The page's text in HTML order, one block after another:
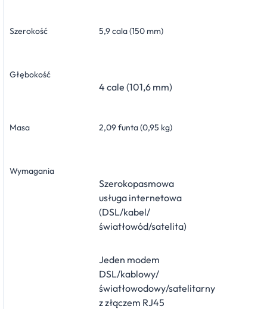
Szerokość 5,9 cala (150 mm)
Głębokość
4 cale (101,6 mm)
Masa 2,09 funta (0,95 kg)
Wymagania
Szerokopasmowa
usługa internetowa
(DSL/kabel/
światłowód/satelita)
Jeden modem
DSL/kablowy/
światłowodowy/satelitarny
z złączem RJ45